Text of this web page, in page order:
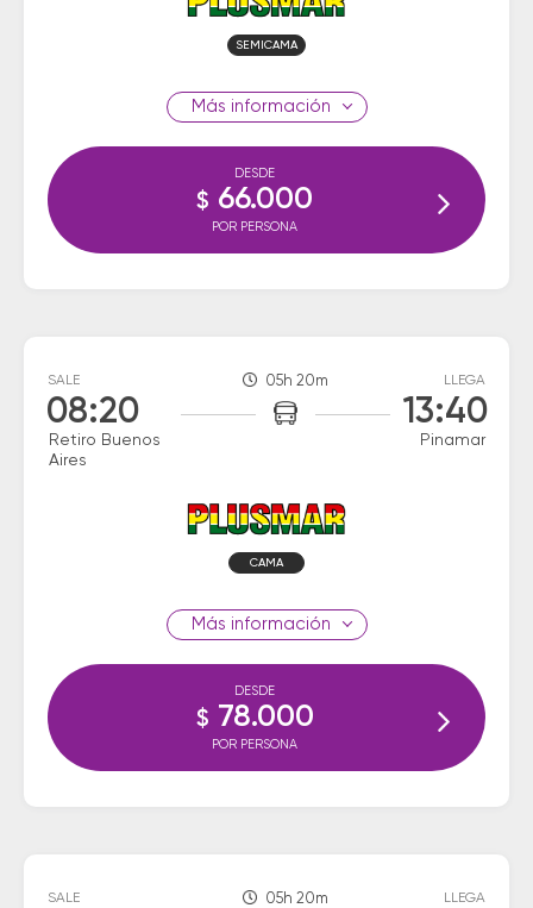
SEMICAMA
información
DESDE
$ 66.000
POR PERSONA
SALE
08:20
Retiro Buenos
Aires
05h 20m LLEGA
13:40
Pinamar
CAMA
información
DESDE
$ 78.000
POR PERSONA
SALE 05h 20m LLEGA